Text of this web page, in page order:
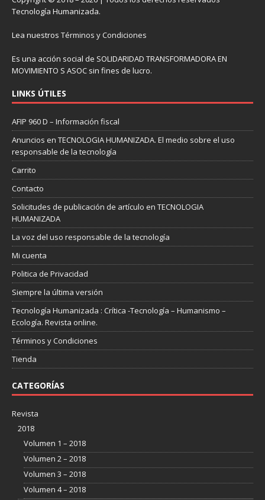
Tecnología Humanizada.
Lea nuestros Términos y Condiciones
Es una acción social de SOLIDARIDAD TRANSFORMADORA EN
MOVIMIENTO S ASOC sin fines de lucro.
LINKS ÚTILES
AFIP 960 D – Información fiscal
Anuncios en TECNOLOGIA HUMANIZADA. El medio sobre el uso
responsable de la tecnología
Carrito
Contacto
Solicitudes de publicación de artículo en TECNOLOGIA
HUMANIZADA
La voz del uso responsable de la tecnología
Mi cuenta
Politica de Privacidad
Siempre la última versión
Tecnología Humanizada : Crítica -Tecnología – Humanismo –
Ecología. Revista online.
Términos y Condiciones
Tienda
CATEGORÍAS
Revista
2018
Volumen 1 – 2018
Volumen 2 – 2018
Volumen 3 – 2018
Volumen 4 – 2018